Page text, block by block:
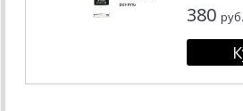
380 руб.